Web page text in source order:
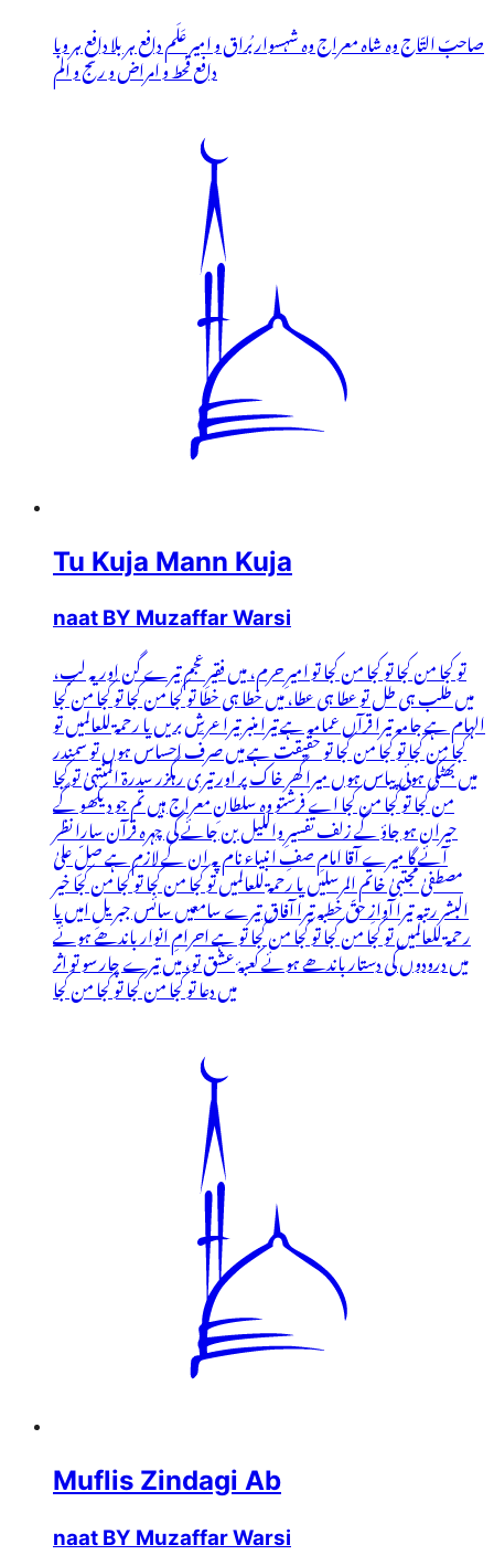
صاحبّ التّاج وہ شاہ معراج وہ شہسوار بُراق و امیر عَلَم دافع ہر بلا دافعِ ہر وبا
دافع قحط و امراض و رنج و الم
Tu Kuja Mann Kuja
naat BY Muzaffar Warsi
تو کجا من کجا تو کجا من کجا تو امیرِ حرم، میں فقیرِ عجم تیرے گن اور یہ لب،
میں طلب ہی طل تو عطا ہی عطا، میں خطا ہی خطا تو کجا من کجا تو کجا من کجا
الہام ہے جامہ تیرا قرآں عمامہ ہے تیرا منبر تیرا عرشِ بریں یا رحمۃ للعالمیں تو
کجا من کجا تو کجا من کجا تو حقیقت ہے میں صرف احساس ہوں تو سمندر
میں بھٹکی ہوئی پیاس ہوں میرا گھر خاک پر اور تیری رہگزر سدرۃ المنتہیٰ تو کجا
من کجا تو کجا من کجا اے فرشتو وہ سلطانِ معراج ہیں تم جو دیکھو گے
حیران ہو جاؤ گے زلف تفسیرِ واللیل بن جائے گی چہرہ قرآن سارا نظر
آئے گا میرے آقا امامِ صفِ انبیاء نام پہ ان کے لازم ہے صلِّ علیٰ
مصطفیٰ مجتبیٰ خاتم المرسلیں یا رحمۃ للعالمیں تو کجا من کجا تو کجا من کجا خیر
البشر رتبہ تیرا آوازِ حقّ خطبہ تیرا آفاق تیرے سامعیں سائس جبریلِ امیں یا
رحمۃ للعالمیں تو کجا من کجا تو کجا من کجا تو ہے احرامِ انوار باندھے ہوئے
میں درودوں کی دستار باندھے ہوئے کعبۂ عشق تو، میں تیرے چار سو تو اثر
میں دعا تو کجا من کجا تو کجا من کجا
Muflis Zindagi Ab
naat BY Muzaffar Warsi